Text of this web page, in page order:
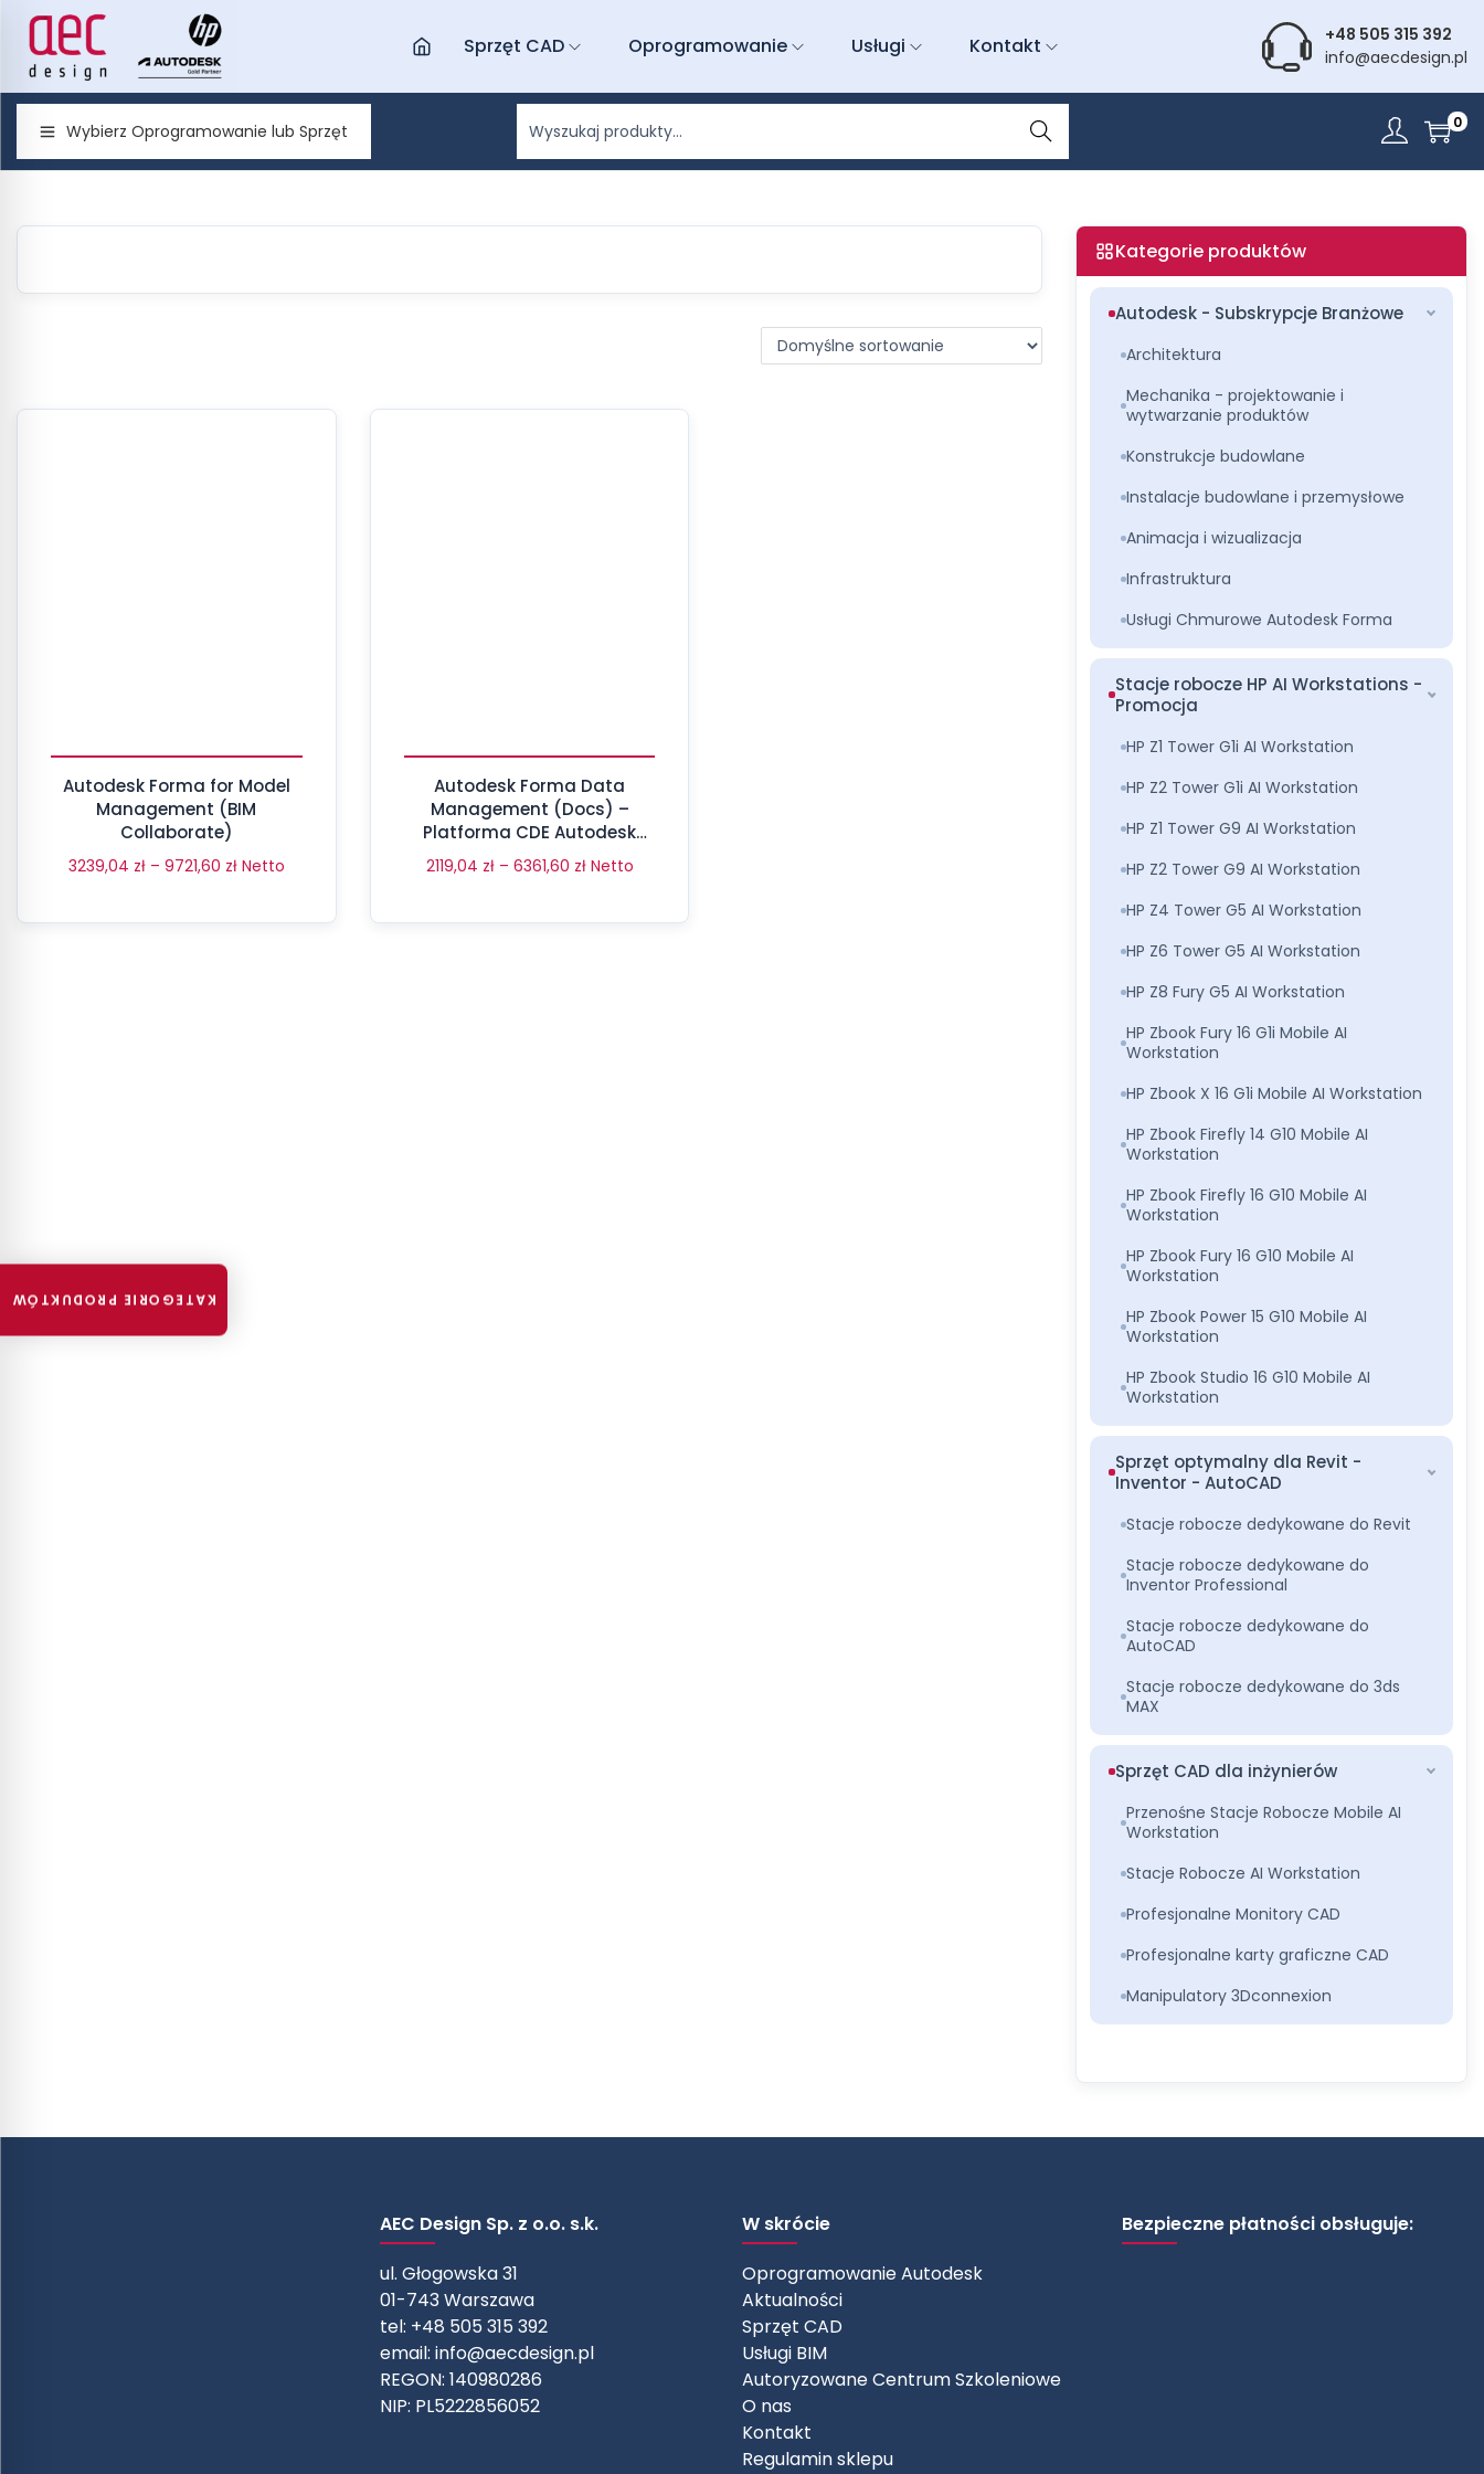
Sprzęt CAD Oprogramowanie Usługi Kontakt
+48 505 315 392
info@aecdesign.pl
Wybierz Oprogramowanie lub Sprzęt
Wyszu
kiwani
e
0
Autodesk Forma for Model
Management (BIM
Collaborate)
3239,04 zł – 9721,60 zł Netto
Autodesk Forma Data
Management (Docs) –
Platforma CDE Autodesk
Construction Cloud
2119,04 zł – 6361,60 zł Netto
Kategorie produktów
Autodesk - Subskrypcje Branżowe
Architektura
Mechanika - projektowanie i
wytwarzanie produktów
Konstrukcje budowlane
Instalacje budowlane i przemysłowe
Animacja i wizualizacja
Infrastruktura
Usługi Chmurowe Autodesk Forma
Stacje robocze HP AI Workstations -
Promocja
HP Z1 Tower G1i AI Workstation
HP Z2 Tower G1i AI Workstation
HP Z1 Tower G9 AI Workstation
HP Z2 Tower G9 AI Workstation
HP Z4 Tower G5 AI Workstation
HP Z6 Tower G5 AI Workstation
HP Z8 Fury G5 AI Workstation
HP Zbook Fury 16 G1i Mobile AI
Workstation
HP Zbook X 16 G1i Mobile AI Workstation
HP Zbook Firefly 14 G10 Mobile AI
Workstation
HP Zbook Firefly 16 G10 Mobile AI
Workstation
HP Zbook Fury 16 G10 Mobile AI
Workstation
HP Zbook Power 15 G10 Mobile AI
Workstation
HP Zbook Studio 16 G10 Mobile AI
Workstation
Sprzęt optymalny dla Revit -
Inventor - AutoCAD
Stacje robocze dedykowane do Revit
Stacje robocze dedykowane do
Inventor Professional
Stacje robocze dedykowane do
AutoCAD
Stacje robocze dedykowane do 3ds
MAX
Sprzęt CAD dla inżynierów
Przenośne Stacje Robocze Mobile AI
Workstation
Stacje Robocze AI Workstation
Profesjonalne Monitory CAD
Profesjonalne karty graficzne CAD
Manipulatory 3Dconnexion
AEC Design Sp. z o.o. s.k.
ul. Głogowska 31
01-743 Warszawa
tel: +48 505 315 392
email: info@aecdesign.pl
REGON: 140980286
NIP: PL5222856052
W skrócie
Oprogramowanie Autodesk
Aktualności
Sprzęt CAD
Usługi BIM
Autoryzowane Centrum Szkoleniowe
O nas
Kontakt
Regulamin sklepu
Bezpieczne płatności obsługuje:
KATEGORIE PRODUKTÓW